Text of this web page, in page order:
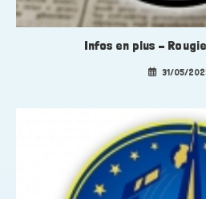
Infos en plus –
31/05/